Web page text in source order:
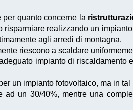
per quanto concerne la
realizzando un
agli arredi di montagna.
riescono a scaldare
impianto di riscaldamento
un impianto fotovoltaico, ma in
un 30/40%, mentre una